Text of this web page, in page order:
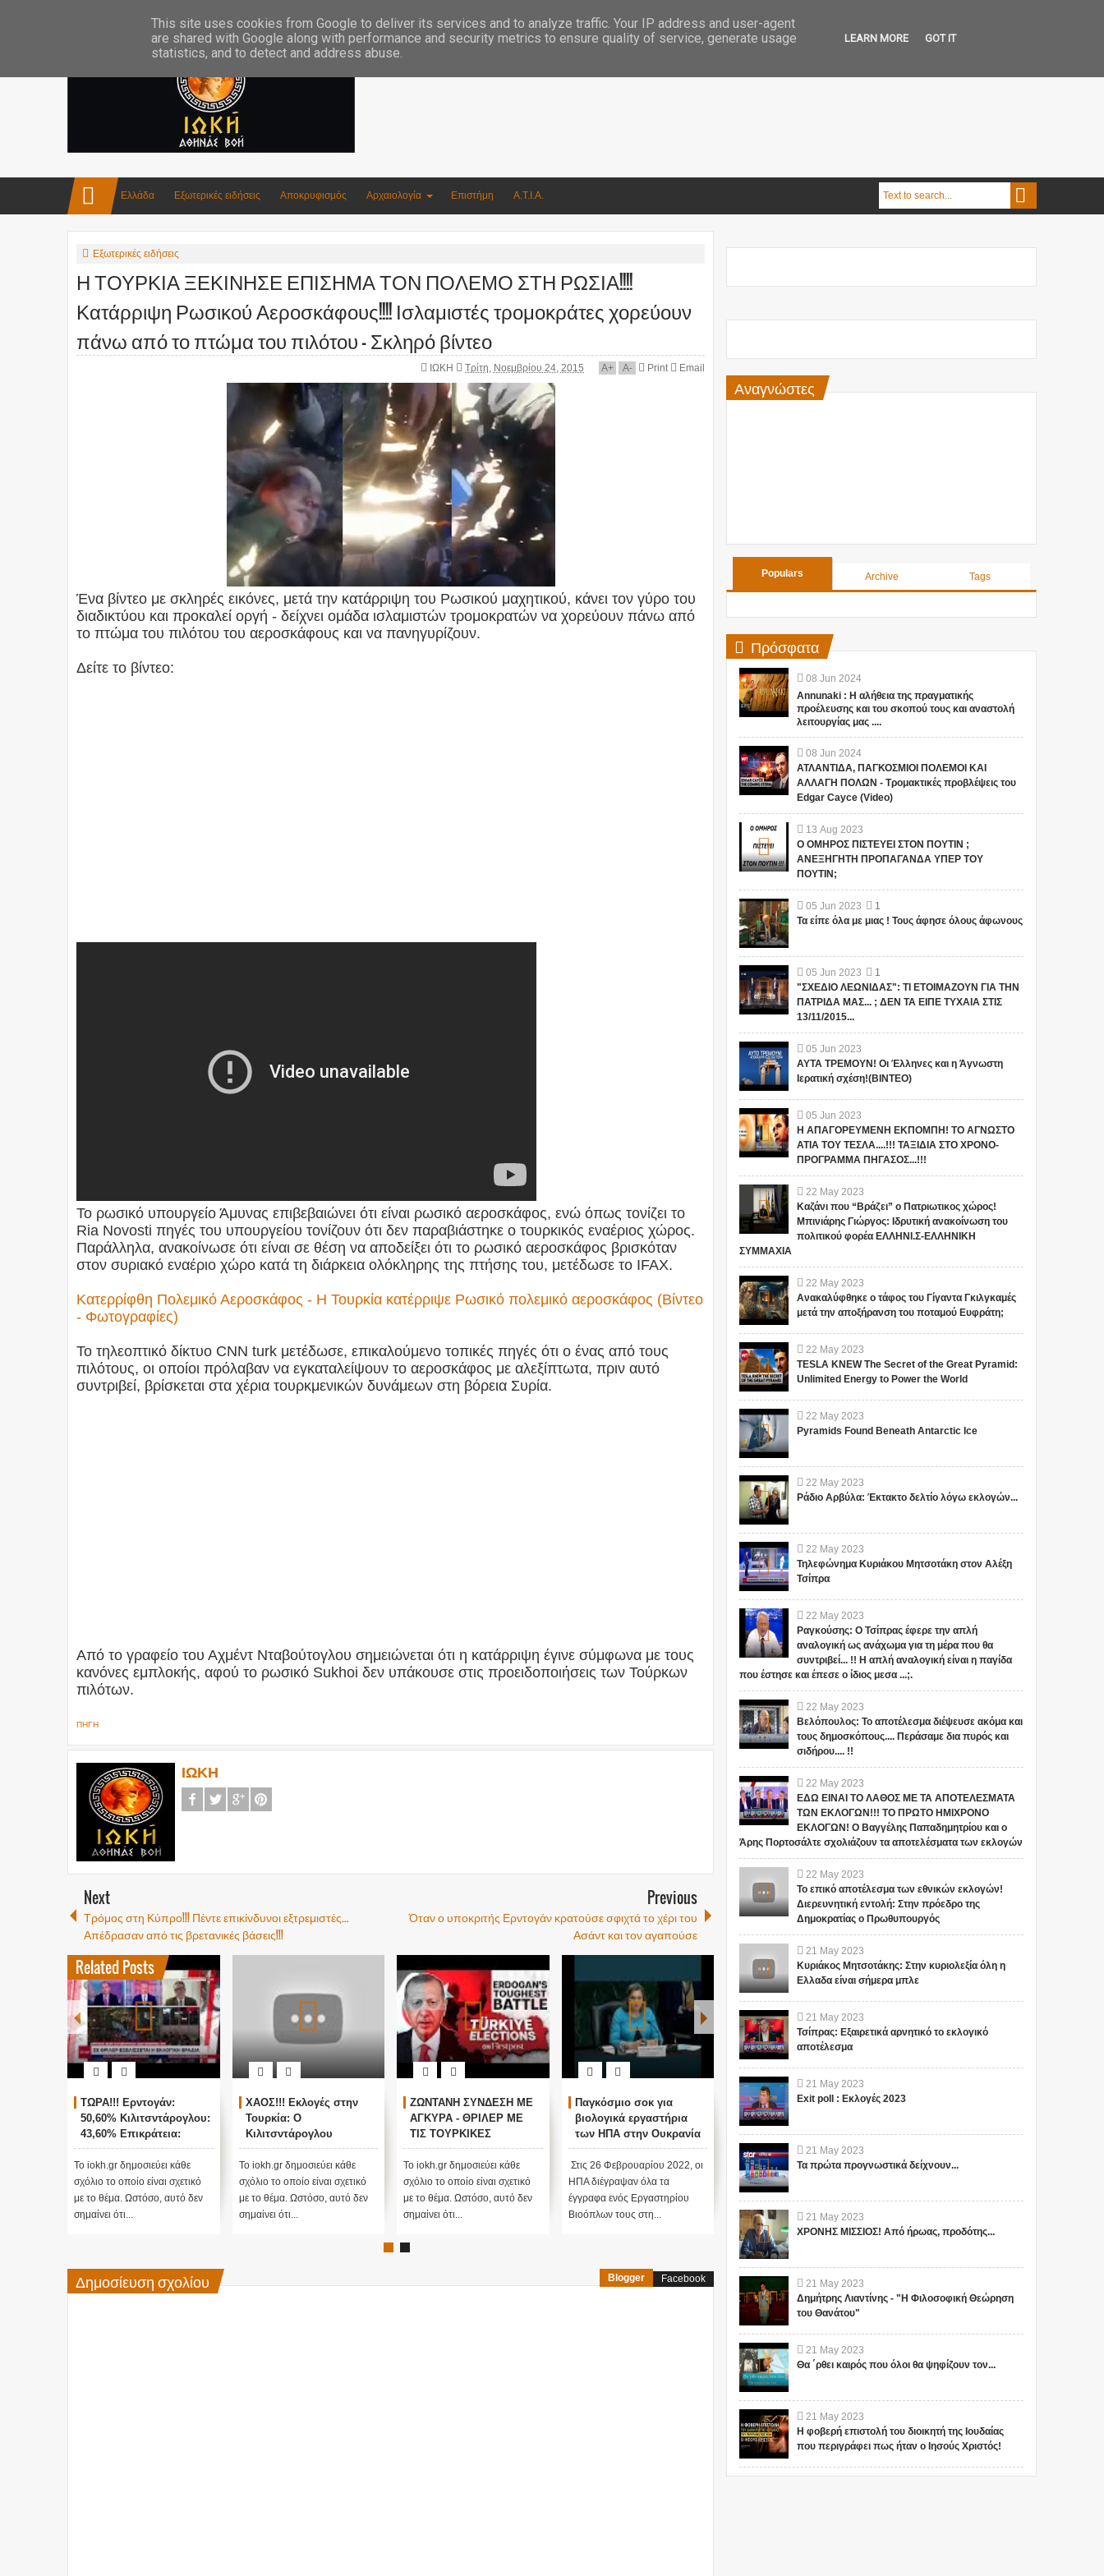
Ελλάδα Εξωτερικές ειδήσεις Αποκρυφισμός Αρχαιολογία Επιστήμη Α.Τ.Ι.Α.
Εξωτερικές ειδήσεις
Η ΤΟΥΡΚΙΑ ΞΕΚΙΝΗΣΕ ΕΠΙΣΗΜΑ ΤΟΝ ΠΟΛΕΜΟ ΣΤΗ ΡΩΣΙΑ!!!!
Κατάρριψη Ρωσικού Αεροσκάφους!!!! Ισλαμιστές τρομοκράτες χορεύουν
πάνω από το πτώμα του πιλότου - Σκληρό βίντεο
ΙΩΚΗ Τρίτη, Νοεμβρίου 24, 2015 A+ A- Print Email
Ένα βίντεο με σκληρές εικόνες, μετά την κατάρριψη του Ρωσικού μαχητικού, κάνει τον γύρο του
διαδικτύου και προκαλεί οργή - δείχνει ομάδα ισλαμιστών τρομοκρατών να χορεύουν πάνω από
το πτώμα του πιλότου του αεροσκάφους και να πανηγυρίζουν.
Δείτε το βίντεο:
Το ρωσικό υπουργείο Άμυνας επιβεβαιώνει ότι είναι ρωσικό αεροσκάφος, ενώ όπως τονίζει το
Ria Novosti πηγές του υπουργείου τονίζουν ότι δεν παραβιάστηκε ο τουρκικός εναέριος χώρος.
Παράλληλα, ανακοίνωσε ότι είναι σε θέση να αποδείξει ότι το ρωσικό αεροσκάφος βρισκόταν
στον συριακό εναέριο χώρο κατά τη διάρκεια ολόκληρης της πτήσης του, μετέδωσε το IFAX.
Κατερρίφθη Πολεμικό Αεροσκάφος - Η Τουρκία κατέρριψε Ρωσικό πολεμικό αεροσκάφος (Βίντεο
- Φωτογραφίες)
Το τηλεοπτικό δίκτυο CNN turk μετέδωσε, επικαλούμενο τοπικές πηγές ότι ο ένας από τους
πιλότους, οι οποίοι πρόλαβαν να εγκαταλείψουν το αεροσκάφος με αλεξίπτωτα, πριν αυτό
συντριβεί, βρίσκεται στα χέρια τουρκμενικών δυνάμεων στη βόρεια Συρία.
Από το γραφείο του Αχμέντ Νταβούτογλου σημειώνεται ότι η κατάρριψη έγινε σύμφωνα με τους
κανόνες εμπλοκής, αφού το ρωσικό Sukhoi δεν υπάκουσε στις προειδοποιήσεις των Τούρκων
πιλότων.
ΠΗΓΗ
ΙΩΚΗ
Next
Τρόμος στη Κύπρο!!! Πέντε επικίνδυνοι εξτρεμιστές...
Απέδρασαν από τις βρετανικές βάσεις!!!
Previous
Όταν ο υποκριτής Ερντογάν κρατούσε σφιχτά το χέρι του
Ασάντ και τον αγαπούσε
Related Posts
ΤΩΡΑ!!! Ερντογάν:
50,60% Κιλιτσντάρογλου:
43,60% Επικράτεια:
78,2%
Το iokh.gr δημοσιεύει κάθε
σχόλιο το οποίο είναι σχετικό
με το θέμα. Ωστόσο, αυτό δεν
σημαίνει ότι...
ΧΑΟΣ!!! Εκλογές στην
Τουρκία: Ο
Κιλιτσντάρογλου
αμφισβητεί τα
αποτελέσματα θα γίνουν
ενστάσεις...
Το iokh.gr δημοσιεύει κάθε
σχόλιο το οποίο είναι σχετικό
με το θέμα. Ωστόσο, αυτό δεν
σημαίνει ότι...
ΖΩΝΤΑΝΗ ΣΥΝΔΕΣΗ ΜΕ
ΑΓΚΥΡΑ - ΘΡΙΛΕΡ ΜΕ
ΤΙΣ ΤΟΥΡΚΙΚΕΣ
ΕΚΛΟΓΕΣ !
Το iokh.gr δημοσιεύει κάθε
σχόλιο το οποίο είναι σχετικό
με το θέμα. Ωστόσο, αυτό δεν
σημαίνει ότι...
Παγκόσμιο σοκ για
βιολογικά εργαστήρια
των ΗΠΑ στην Ουκρανία
Στις 26 Φεβρουαρίου 2022, οι
ΗΠΑ διέγραψαν όλα τα
έγγραφα ενός Εργαστηρίου
Βιοόπλων τους στη...
Αυτός ο μεγάλος
φιλάνθρωπος
προειδοποίησε ότι το
χειρότερο κύμα έρχεται
τώρα με την μετάλλαξη
όμικρον ....
ΣΕ ΕΥΧΑΡΙΣΤΟΥΜΕ.... Bill Το
iokh.gr δημοσιεύει κάθε σχόλιο
το οποίο είναι σχετικό με το
θέμ...
ΟΙ ΕΙΔΗΣΕΙΣ ΓΙΑ ΤΙΣ
FACEBOOK
ΠΟΙΟΣ ΚΑΝΕΙ
Το iokh.gr δημοσιεύει κάθε
με το θέμα. Ωστόσο, αυτό δεν
Δημοσίευση σχολίου Blogger Facebook
Αναγνώστες
Populars Archive Tags
Πρόσφατα
08 Jun 2024
Annunaki : Η αλήθεια της πραγματικής
προέλευσης και του σκοπού τους και αναστολή
λειτουργίας μας ....
08 Jun 2024
ΑΤΛΑΝΤΙΔΑ, ΠΑΓΚΟΣΜΙΟΙ ΠΟΛΕΜΟΙ ΚΑΙ
ΑΛΛΑΓΗ ΠΟΛΩΝ - Τρομακτικές προβλέψεις του
Edgar Cayce (Video)
13 Aug 2023
Ο ΟΜΗΡΟΣ ΠΙΣΤΕΥΕΙ ΣΤΟΝ ΠΟΥΤΙΝ ;
ΑΝΕΞΗΓΗΤΗ ΠΡΟΠΑΓΑΝΔΑ ΥΠΕΡ ΤΟΥ
ΠΟΥΤΙΝ;
05 Jun 2023
1
Τα είπε όλα με μιας ! Τους άφησε όλους άφωνους
05 Jun 2023
1
"ΣΧΕΔΙΟ ΛΕΩΝΙΔΑΣ": ΤΙ ΕΤΟΙΜΑΖΟΥΝ ΓΙΑ ΤΗΝ
ΠΑΤΡΙΔΑ ΜΑΣ... ; ΔΕΝ ΤΑ ΕΙΠΕ ΤΥΧΑΙΑ ΣΤΙΣ
13/11/2015...
05 Jun 2023
ΑΥΤΑ ΤΡΕΜΟΥΝ! Οι Έλληνες και η Άγνωστη
Ιερατική σχέση!(ΒΙΝΤΕΟ)
05 Jun 2023
Η ΑΠΑΓΟΡΕΥΜΕΝΗ ΕΚΠΟΜΠΗ! ΤΟ ΑΓΝΩΣΤΟ
ΑΤΙΑ ΤΟΥ ΤΕΣΛΑ....!!! ΤΑΞΙΔΙΑ ΣΤΟ ΧΡΟΝΟ-
ΠΡΟΓΡΑΜΜΑ ΠΗΓΑΣΟΣ...!!!
22 May 2023
Καζάνι που “Βράζει” ο Πατριωτικος χώρος!
Μπινιάρης Γιώργος: Ιδρυτική ανακοίνωση του
πολιτικού φορέα ΕΛΛΗΝΙ.Σ-ΕΛΛΗΝΙΚΗ
ΣΥΜΜΑΧΙΑ
22 May 2023
Ανακαλύφθηκε ο τάφος του Γίγαντα Γκιλγκαμές
μετά την αποξήρανση του ποταμού Ευφράτη;
22 May 2023
TESLA KNEW The Secret of the Great Pyramid:
Unlimited Energy to Power the World
22 May 2023
Pyramids Found Beneath Antarctic Ice
22 May 2023
Ράδιο Αρβύλα: Έκτακτο δελτίο λόγω εκλογών...
22 May 2023
Τηλεφώνημα Κυριάκου Μητσοτάκη στον Αλέξη
Τσίπρα
22 May 2023
Ραγκούσης: Ο Τσίπρας έφερε την απλή
αναλογική ως ανάχωμα για τη μέρα που θα
συντριβεί... !! Η απλή αναλογική είναι η παγίδα
που έστησε και έπεσε ο ίδιος μεσα ...;.
22 May 2023
Βελόπουλος: Το αποτέλεσμα διέψευσε ακόμα και
τους δημοσκόπους.... Περάσαμε δια πυρός και
σιδήρου.... !!
22 May 2023
ΕΔΩ ΕΙΝΑΙ ΤΟ ΛΑΘΟΣ ΜΕ ΤΑ ΑΠΟΤΕΛΕΣΜΑΤΑ
ΤΩΝ ΕΚΛΟΓΩΝ!!! ΤΟ ΠΡΩΤΟ ΗΜΙΧΡΟΝΟ
ΕΚΛΟΓΩΝ! Ο Βαγγέλης Παπαδημητρίου και ο
Άρης Πορτοσάλτε σχολιάζουν τα αποτελέσματα των εκλογών
22 May 2023
Το επικό αποτέλεσμα των εθνικών εκλογών!
Διερευνητική εντολή: Στην πρόεδρο της
Δημοκρατίας ο Πρωθυπουργός
21 May 2023
Κυριάκος Μητσοτάκης: Στην κυριολεξία όλη η
Ελλαδα είναι σήμερα μπλε
21 May 2023
Τσίπρας: Εξαιρετικά αρνητικό το εκλογικό
αποτέλεσμα
21 May 2023
Exit poll : Εκλογές 2023
21 May 2023
Τα πρώτα προγνωστικά δείχνουν...
21 May 2023
ΧΡΟΝΗΣ ΜΙΣΣΙΟΣ! Από ήρωας, προδότης...
21 May 2023
Δημήτρης Λιαντίνης - "Η Φιλοσοφική Θεώρηση
του Θανάτου"
21 May 2023
Θα ΄ρθει καιρός που όλοι θα ψηφίζουν τον...
21 May 2023
Η φοβερή επιστολή του διοικητή της Ιουδαίας
που περιγράφει πως ήταν ο Ιησούς Χριστός!
This site uses cookies from Google to deliver its services and to analyze traffic. Your IP address and user-agent
are shared with Google along with performance and security metrics to ensure quality of service, generate usage
statistics, and to detect and address abuse.
LEARN MORE GOT IT